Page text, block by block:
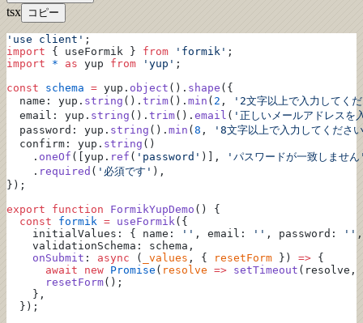
tsx コピー
'use client' ;
import { useFormik } from 'formik' ;
import * as yup from 'yup' ;
const schema = yup. object (). shape ({
  name: yup.
string (). trim(). min ( 2 ,
'2文字以上で入力してく
  email: yup.
string (). trim(). email ( '正しいメールアドレスを
  password: yup.
string (). min (8 ,
'8文字以上で入力してくださ
  confirm: yup.
string ()
    .
oneOf ([yup. ref ( 'password' )],
'パスワードが一致しませ
    .
required ( '必須です' ),
});
export function FormikYupDemo () {
  const
formik = useFormik ({
    initialValues: { name:
'' , email: '' , password: ''
    validationSchema: schema,
    onSubmit
: async ( _values , { resetForm }) => {
      await
new Promise ( resolve => setTimeout (resolve,
      resetForm
();
    },
  });